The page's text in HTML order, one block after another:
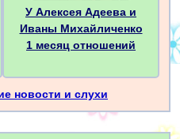
У Алексея Адеева и
Иваны Михайличенко
1 месяц отношений
новости и слухи